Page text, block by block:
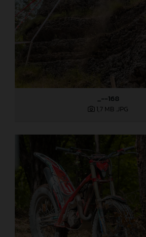
_--168
1,7 MB .JPG